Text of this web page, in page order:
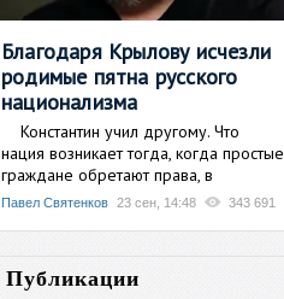
Благодаря Крылову исчезли
родимые пятна русского
национализма
Константин учил другому. Что
нация возникает тогда, когда простые
граждане обретают права, в
Павел Святенков 23 сен, 14:48 343 691
Публикации